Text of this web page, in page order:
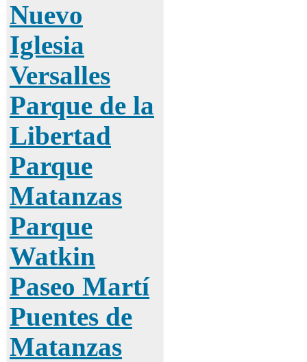
Nuevo
Iglesia
Versalles
Parque de la
Libertad
Parque
Matanzas
Parque
Watkin
Paseo Martí
Puentes de
Matanzas